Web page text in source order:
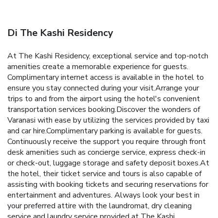
Di The Kashi Residency
At The Kashi Residency, exceptional service and top-notch
amenities create a memorable experience for guests.
Complimentary internet access is available in the hotel to
ensure you stay connected during your visit.Arrange your
trips to and from the airport using the hotel's convenient
transportation services booking.Discover the wonders of
Varanasi with ease by utilizing the services provided by taxi
and car hire.Complimentary parking is available for guests.
Continuously receive the support you require through front
desk amenities such as concierge service, express check-in
or check-out, luggage storage and safety deposit boxes.At
the hotel, their ticket service and tours is also capable of
assisting with booking tickets and securing reservations for
entertainment and adventures. Always look your best in
your preferred attire with the laundromat, dry cleaning